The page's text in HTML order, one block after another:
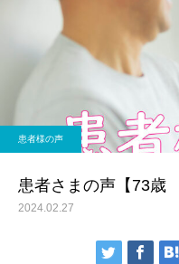
サービスサン
年末年始休診日のお
患者様の声
患者さまの声【73
2024.02.27